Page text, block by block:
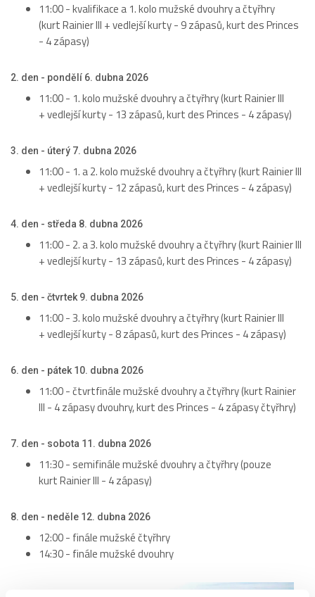
11:00 - kvalifikace a 1. kolo mužské dvouhry a čtyřhry
(kurt Rainier III + vedlejší kurty - 9 zápasů, kurt des Princes
- 4 zápasy)
2. den - pondělí 6. dubna 2026
11:00 - 1. kolo mužské dvouhry a čtyřhry (kurt Rainier III
+ vedlejší kurty - 13 zápasů, kurt des Princes - 4 zápasy)
3. den - úterý 7. dubna 2026
11:00 - 1. a 2. kolo mužské dvouhry a čtyřhry (kurt Rainier III
+ vedlejší kurty - 12 zápasů, kurt des Princes - 4 zápasy)
4. den - středa 8. dubna 2026
11:00 - 2. a 3. kolo mužské dvouhry a čtyřhry (kurt Rainier III
+ vedlejší kurty - 13 zápasů, kurt des Princes - 4 zápasy)
5. den - čtvrtek 9. dubna 2026
11:00 - 3. kolo mužské dvouhry a čtyřhry (kurt Rainier III
+ vedlejší kurty - 8 zápasů, kurt des Princes - 4 zápasy)
6. den - pátek 10. dubna 2026
11:00 - čtvrtfinále mužské dvouhry a čtyřhry (kurt Rainier
III - 4 zápasy dvouhry, kurt des Princes - 4 zápasy čtyřhry)
7. den - sobota 11. dubna 2026
11:30 - semifinále mužské dvouhry a čtyřhry (pouze
kurt Rainier III - 4 zápasy)
8. den - neděle 12. dubna 2026
12:00 - finále mužské čtyřhry
14:30 - finále mužské dvouhry